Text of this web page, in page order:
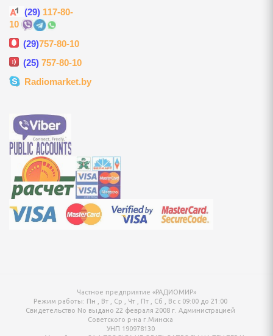
бадминтон
и городские, сумки
гири
турники
(29) 117-80-
10
(29)757-80-10
(25) 757-80-10
Radiomarket.by
Частное предприятие «РАДИОМИР»
Режим работы: Пн , Вт , Ср , Чт , Пт , Сб , Вс c 09:00 до 21:00
Свидетельство No выдано 22 февраля 2008 г. Администрацией
Советского р-на г.Минска
УНП 190978130